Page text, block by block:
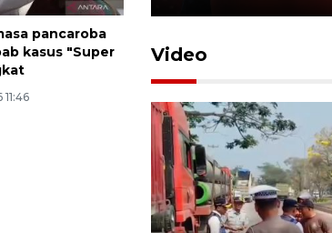
pancaroba
kasus "Super
Video